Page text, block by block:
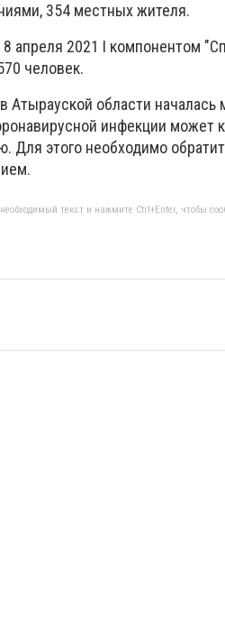
354 местных жителя.
апреля 2021 I компонентом
человек.
Атырауской области началась
инфекции
Для этого необходимо
текст и нажмите Ctrl+Enter, чтобы